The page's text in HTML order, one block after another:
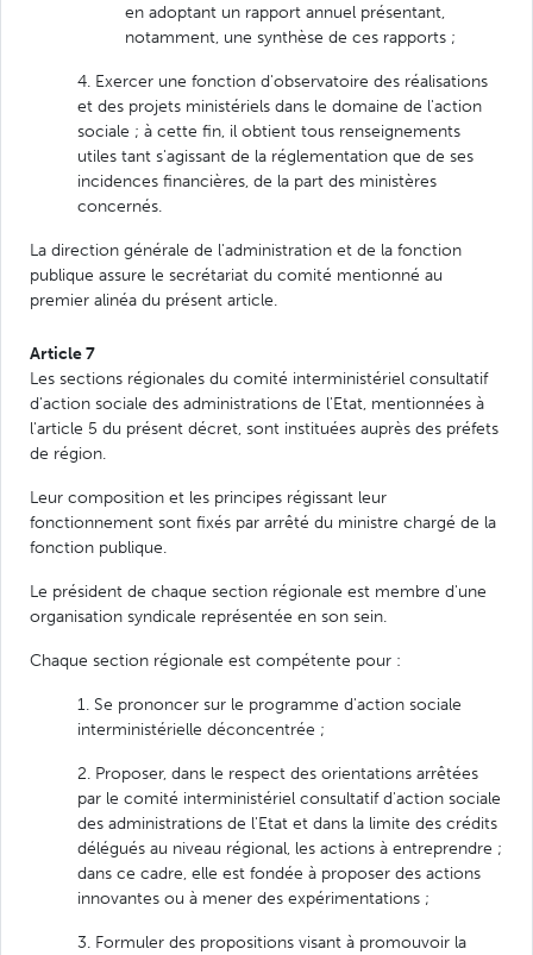
en adoptant un rapport annuel présentant,
notamment, une synthèse de ces rapports ;
4. Exercer une fonction d'observatoire des réalisations
et des projets ministériels dans le domaine de l'action
sociale ; à cette fin, il obtient tous renseignements
utiles tant s'agissant de la réglementation que de ses
incidences financières, de la part des ministères
concernés.
La direction générale de l'administration et de la fonction
publique assure le secrétariat du comité mentionné au
premier alinéa du présent article.
Article 7
Les sections régionales du comité interministériel consultatif
d'action sociale des administrations de l'Etat, mentionnées à
l'article 5 du présent décret, sont instituées auprès des préfets
de région.
Leur composition et les principes régissant leur
fonctionnement sont fixés par arrêté du ministre chargé de la
fonction publique.
Le président de chaque section régionale est membre d'une
organisation syndicale représentée en son sein.
Chaque section régionale est compétente pour :
1. Se prononcer sur le programme d'action sociale
interministérielle déconcentrée ;
2. Proposer, dans le respect des orientations arrêtées
par le comité interministériel consultatif d'action sociale
des administrations de l'Etat et dans la limite des crédits
délégués au niveau régional, les actions à entreprendre ;
dans ce cadre, elle est fondée à proposer des actions
innovantes ou à mener des expérimentations ;
3. Formuler des propositions visant à promouvoir la